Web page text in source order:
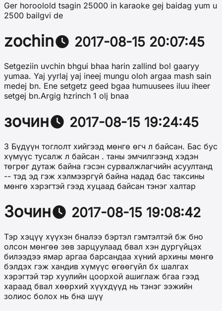
Ger horoolold tsagin 25000 in karaoke gej baidag yum u
2500 bailgvi de
zochin 2017-08-15 20:07:45
Setgeziin uvchin bhgui bhaa harin zallind bol gaaryy
yumaa. Yaj yyrlaj yaj ineej mungu oloh argaa mash sain
medej bn. Ene setgetz geed bgaa humuusees iluu iheer
setgej bn.Argig hzrinch 1 olj bnaa
зочин 2017-08-15 19:24:45
3 Бүдүүн тоглолт хийгээд мөнгө өгч л байсан. Бас бус
хүмүүс тусалж л байсан . таны эмчилгээнд хэдэн
төгрөг дутаж байна гэсэн сурвалжлагчийн асуултанд
-- тэд эд гэж хэлмээргүй байна надад бас таксины
мөнгө хэрэгтэй гээд хуцаад байсан тэнэг халтар
Зочин 2017-08-15 19:08:42
Тэр хэцүү хүүхэн бналээ бэртэл гэмтэлтэй бж бно
олсон мөнгөө зөв зарцуулаад бвал хэн дургүйцэх
билээдээ ямар аргаа барсандаа хүний архины мөнгө
бэлдэх гэж хандив хүмүүс өгөөгүйл бх шалгах
хэрэгтэй тэр хуулийн цоорхой ашиглаж бгаа гээд
хараад бвал хөөрхий хүүхдүүд нь тэнэг ээжийн
золиос болох нь бна шүү